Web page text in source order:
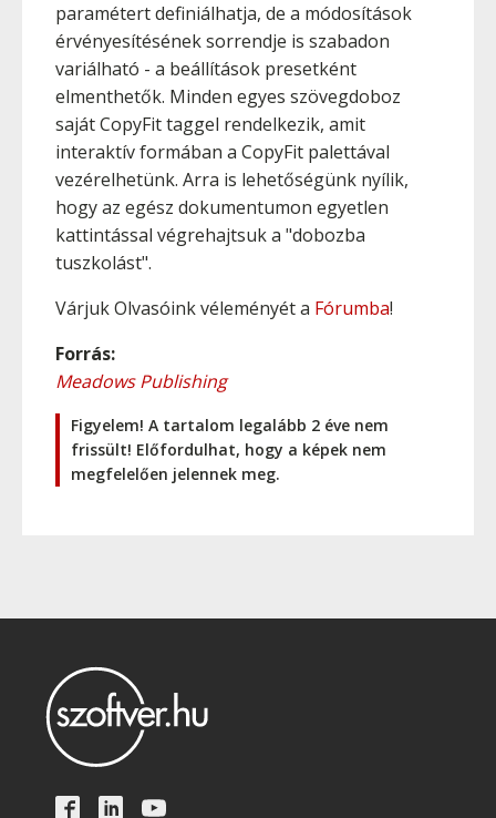
paramétert definiálhatja, de a módosítások
érvényesítésének sorrendje is szabadon
variálható - a beállítások presetként
elmenthetők. Minden egyes szövegdoboz
saját CopyFit taggel rendelkezik, amit
interaktív formában a CopyFit palettával
vezérelhetünk. Arra is lehetőségünk nyílik,
hogy az egész dokumentumon egyetlen
kattintással végrehajtsuk a "dobozba
tuszkolást".
Várjuk Olvasóink véleményét a Fórumba!
Forrás:
Meadows Publishing
Figyelem! A tartalom legalább 2 éve nem
frissült! Előfordulhat, hogy a képek nem
megfelelően jelennek meg.